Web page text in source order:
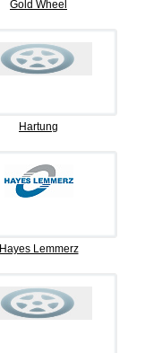
Gold Wheel
Hartung
Hayes Lemmerz